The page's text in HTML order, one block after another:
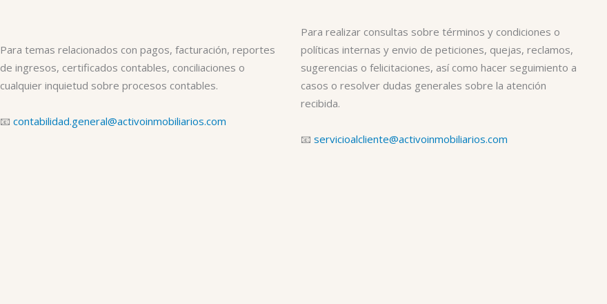
Para temas relacionados con pagos, facturación, reportes
de ingresos, certificados contables, conciliaciones o
cualquier inquietud sobre procesos contables.
📧 contabilidad.general@activoinmobiliarios.com
Para realizar consultas sobre términos y condiciones o
políticas internas y envio de peticiones, quejas, reclamos,
sugerencias o felicitaciones, así como hacer seguimiento a
casos o resolver dudas generales sobre la atención
recibida.
📧servicioalcliente@activoinmobiliarios.com